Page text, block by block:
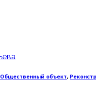
Общественный объект,